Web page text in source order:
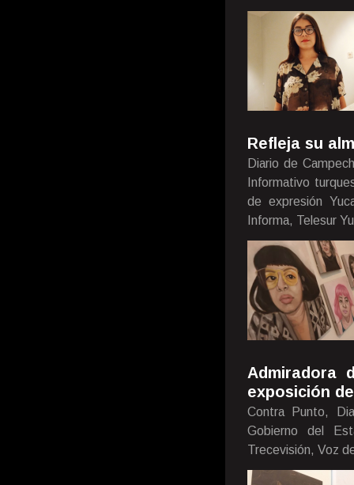
Refleja su
Diario de
Informativo
de expresión
Informa, Telesur
Admiradora
exposición
Contra Punto,
Gobierno del
Trecevisión, Voz